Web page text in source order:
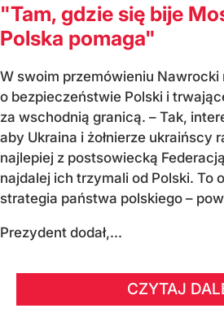
"Tam, gdzie się bije
Polska pomaga"
W swoim przemówieniu Nawrocki
o bezpieczeństwie Polski i
za wschodnią granicą. – Tak,
aby Ukraina i żołnierze ukraińscy
najlepiej z postsowiecką
najdalej ich trzymali od Polski. To
strategia państwa polskiego –
Prezydent dodał,...
CZYTAJ